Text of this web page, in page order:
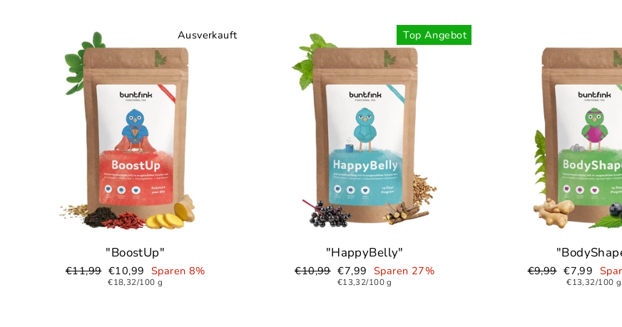
Ausverkauft
"BoostUp"
Normaler
€11,99 Sonderpreis
€10,99 Sparen 8%
€18,32/100 g
Top Angebot
"HappyBelly"
Normaler
€10,99 Sonderpreis
€7,99 Sparen 27%
€13,32/100 g
Normaler
€9,99 Sonderpreis
€7,99
€13,32/100 g